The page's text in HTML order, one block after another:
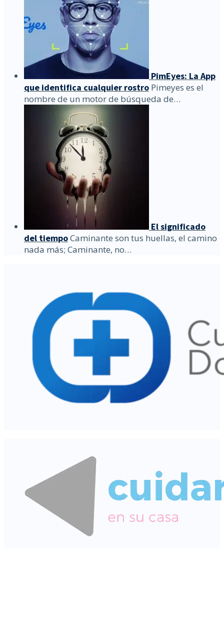
PimEyes: La App
que identifica cualquier rostro Pimeyes es el
nombre de un motor de búsqueda de…
El significado
del tiempoCaminante son tus huellas, el camino
nada más; Caminante, no…